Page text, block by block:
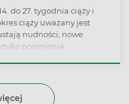
do 27. tygodnia ciąży i
ciąży uważany jest
nudności, nowe
poronienia.